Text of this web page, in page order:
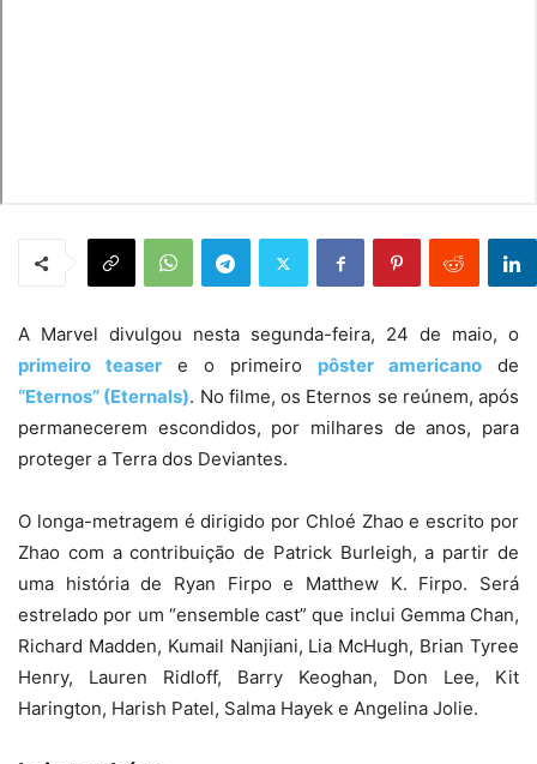
A Marvel divulgou nesta segunda-feira, 24 de maio, o
primeiro teaser e o primeiro pôster americano de
“Eternos” (Eternals). No filme, os Eternos se reúnem, após
permanecerem escondidos, por milhares de anos, para
proteger a Terra dos Deviantes.
O longa-metragem é dirigido por Chloé Zhao e escrito por
Zhao com a contribuição de Patrick Burleigh, a partir de
uma história de Ryan Firpo e Matthew K. Firpo. Será
estrelado por um “ensemble cast” que inclui Gemma Chan,
Richard Madden, Kumail Nanjiani, Lia McHugh, Brian Tyree
Henry, Lauren Ridloff, Barry Keoghan, Don Lee, Kit
Harington, Harish Patel, Salma Hayek e Angelina Jolie.